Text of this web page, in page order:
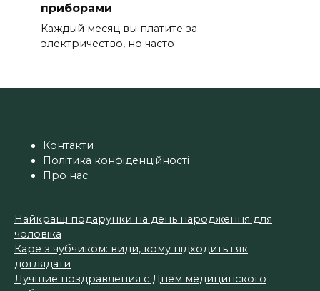
приборами
Каждый месяц вы платите за
электричество, но часто
Контакти
Політика конфіденційності
Про нас
Найкращі подарунки на день народження для
чоловіка
Каре з чубчиком: види, кому підходить і як
доглядати
Лучшие поздравления с Днём медицинского